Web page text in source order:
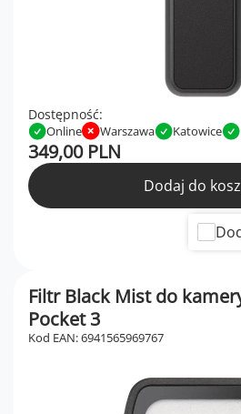
Dostępność:
Online Warszawa Katowice
349,00 PLN
Dodaj do
Filtr Black Mist do
Pocket 3
Kod EAN: 6941565969767